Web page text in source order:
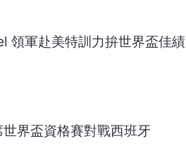
領軍赴美特訓力拚世界盃佳績
界盃資格賽對戰西班牙